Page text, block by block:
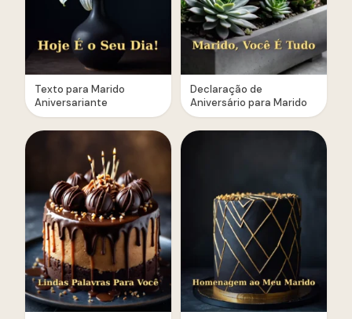
Texto para Marido
Aniversariante
Declaração de
Aniversário para Marido